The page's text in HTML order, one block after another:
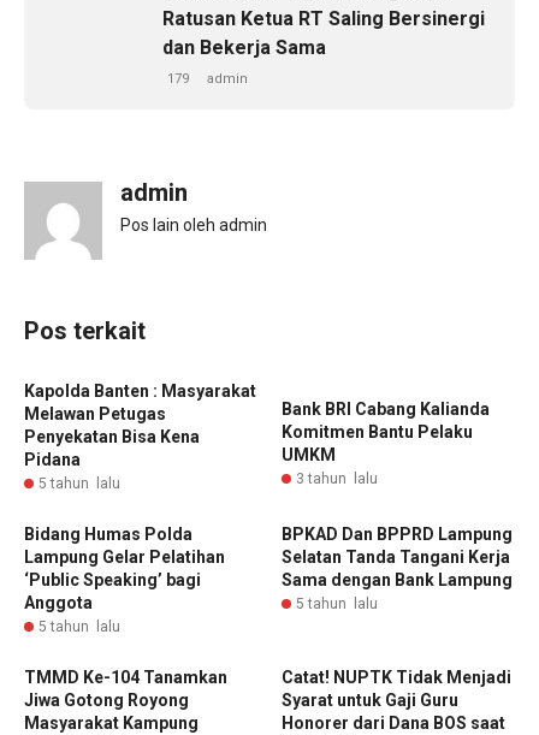
Ratusan Ketua RT Saling Bersinergi
dan Bekerja Sama
179 admin
admin
Pos lain oleh admin
Pos terkait
Kapolda Banten : Masyarakat
Melawan Petugas
Penyekatan Bisa Kena
Pidana
5 tahun lalu
Bank BRI Cabang Kalianda
Komitmen Bantu Pelaku
UMKM
3 tahun lalu
Bidang Humas Polda
Lampung Gelar Pelatihan
‘Public Speaking’ bagi
Anggota
5 tahun lalu
BPKAD Dan BPPRD Lampung
Selatan Tanda Tangani Kerja
Sama dengan Bank Lampung
5 tahun lalu
TMMD Ke-104 Tanamkan
Jiwa Gotong Royong
Masyarakat Kampung
Catat! NUPTK Tidak Menjadi
Syarat untuk Gaji Guru
Honorer dari Dana BOS saat